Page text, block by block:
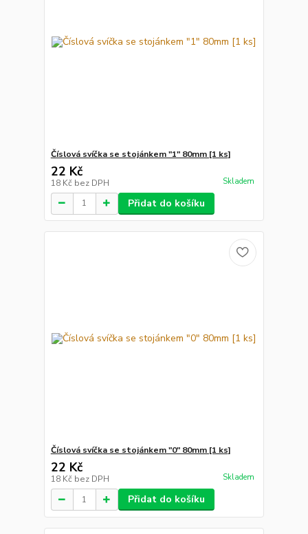
Číslová svíčka se stojánkem "1" 80mm [1 ks]
22 Kč
18 Kč bez DPH Skladem
Přidat do košíku
Číslová svíčka se stojánkem "0" 80mm [1 ks]
22 Kč
18 Kč bez DPH Skladem
Přidat do košíku